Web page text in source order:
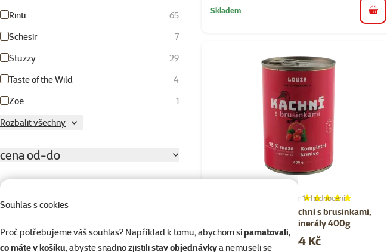
Souhlas s cookies
Proč potřebujeme váš souhlas? Například k tomu, abychom sipamatovali,
co máte v košíku, abyste snadno zjistilistav objednávkya nemuseli se
Rinti
65
Schesir
7
Stuzzy
29
Taste of the Wild
4
Zoë
1
Rozbalit všechny
cena od-do
Hodnocení
Skladem do
Konzerva Louie kachní s brusinkami,
vitamíny a minerály 400g
Hodnocení 100%,
1×hodnocení
Cena
od 54 Kč